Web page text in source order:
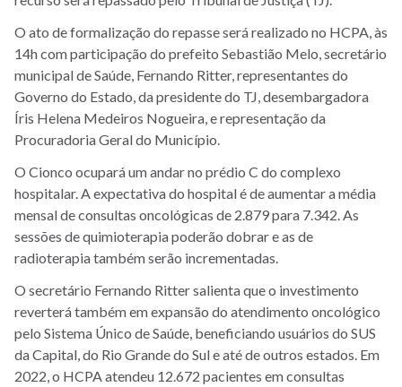
O ato de formalização do repasse será realizado no HCPA, às
14h com participação do prefeito Sebastião Melo, secretário
municipal de Saúde, Fernando Ritter, representantes do
Governo do Estado, da presidente do TJ, desembargadora
Íris Helena Medeiros Nogueira, e representação da
Procuradoria Geral do Município.
O Cionco ocupará um andar no prédio C do complexo
hospitalar. A expectativa do hospital é de aumentar a média
mensal de consultas oncológicas de 2.879 para 7.342. As
sessões de quimioterapia poderão dobrar e as de
radioterapia também serão incrementadas.
O secretário Fernando Ritter salienta que o investimento
reverterá também em expansão do atendimento oncológico
pelo Sistema Único de Saúde, beneficiando usuários do SUS
da Capital, do Rio Grande do Sul e até de outros estados. Em
2022, o HCPA atendeu 12.672 pacientes em consultas